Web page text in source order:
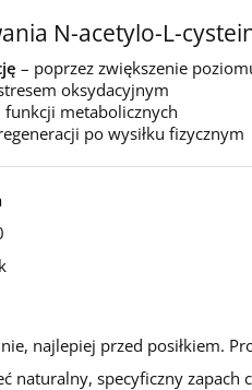
N-acetylo-L-
– poprzez zwiększenie
oksydacyjnym
funkcji metabolicznych
po wysiłku fizycznym
najlepiej przed posiłkiem.
naturalny, specyficzny zapach